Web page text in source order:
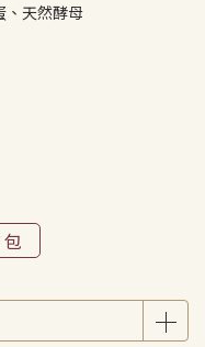
、天然酵母